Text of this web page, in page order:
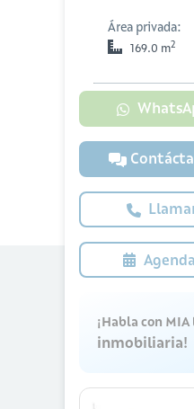
Área privada:
169.0 m2
¡Habla con
inmobiliaria!